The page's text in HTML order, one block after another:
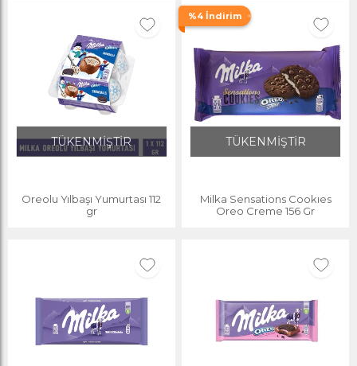
TÜKENMİŞTİR
Oreolu Yılbaşı Yumurtası 112
gr
%4 İndirim
TÜKENMİŞTİR
Milka Sensations Cookıes
Oreo Creme 156 Gr